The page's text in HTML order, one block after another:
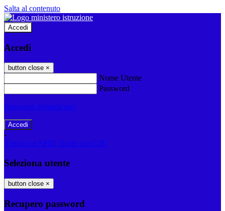
Salta al contenuto
Accedi
Accedi
button close ×
Nome Utente
Password
Password dimenticata?
-
Entra con SPID
Entra con CIE
Seleziona utente
button close ×
Recupero password